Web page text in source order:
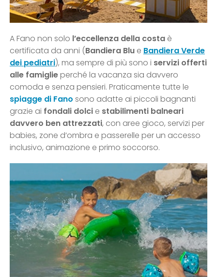
A Fano non solo l’eccellenza della costa è
certificata da anni (Bandiera Blu e Bandiera Verde
dei pediatri), ma sempre di più sono i servizi offerti
alle famiglieperché la vacanza sia davvero
comoda e senza pensieri. Praticamente tutte le
spiagge di Fano sono adatte ai piccoli bagnanti
grazie ai fondali dolci e stabilimenti balneari
davvero ben attrezzati, con aree gioco, servizi per
babies, zone d’ombra e passerelle per un accesso
inclusivo, animazione e primo soccorso.